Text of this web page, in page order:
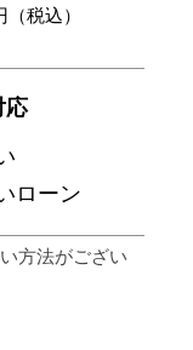
（税込）
応
ローン
⽅法がござい